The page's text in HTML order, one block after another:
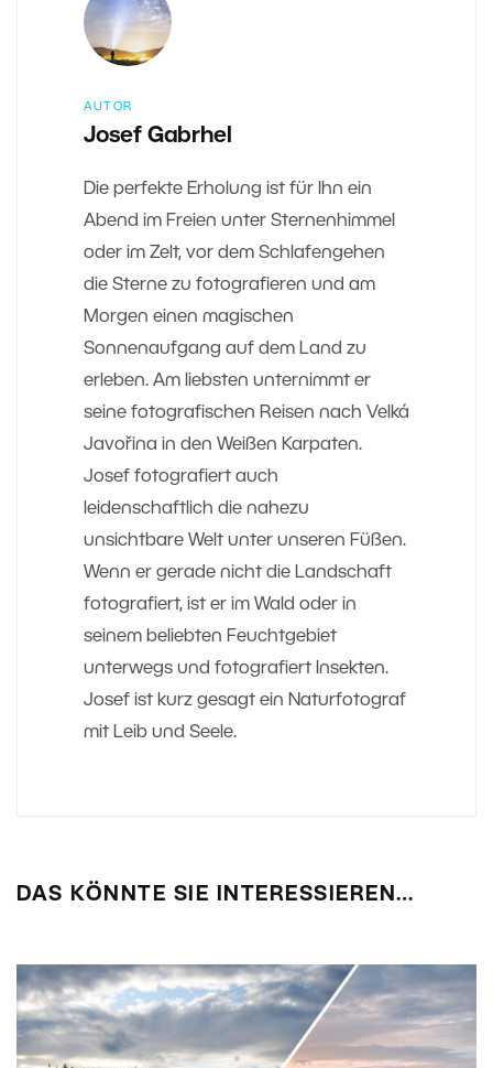
AUTOR
Josef Gabrhel
Die perfekte Erholung ist für Ihn ein
Abend im Freien unter Sternenhimmel
oder im Zelt, vor dem Schlafengehen
die Sterne zu fotografieren und am
Morgen einen magischen
Sonnenaufgang auf dem Land zu
erleben. Am liebsten unternimmt er
seine fotografischen Reisen nach Velká
Javořina in den Weißen Karpaten.
Josef fotografiert auch
leidenschaftlich die nahezu
unsichtbare Welt unter unseren Füßen.
Wenn er gerade nicht die Landschaft
fotografiert, ist er im Wald oder in
seinem beliebten Feuchtgebiet
unterwegs und fotografiert Insekten.
Josef ist kurz gesagt ein Naturfotograf
mit Leib und Seele.
DAS KÖNNTE SIE INTERESSIEREN…